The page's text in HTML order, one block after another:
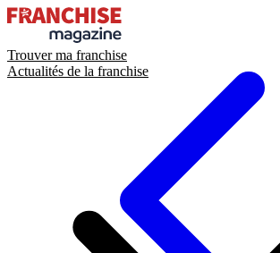
Trouver ma franchise
Actualités de la franchise